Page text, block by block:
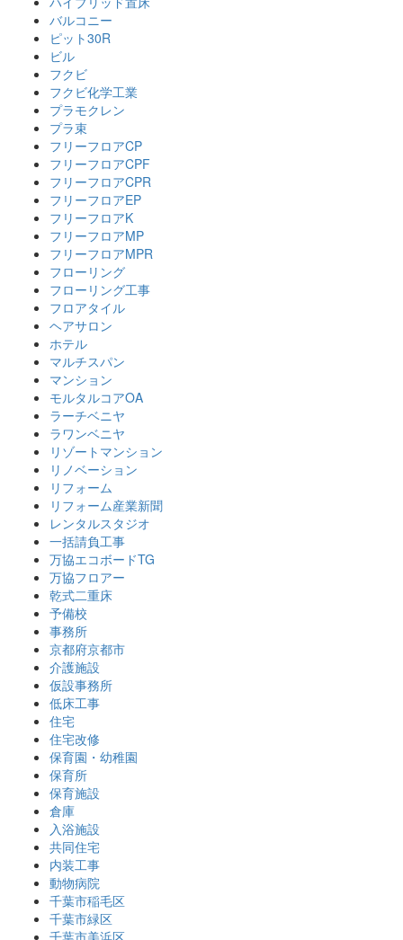
バルコニー
ピット30R
ビル
フクビ
フクビ化学工業
プラモクレン
プラ束
フリーフロアCP
フリーフロアCPF
フリーフロアCPR
フリーフロアEP
フリーフロアK
フリーフロアMP
フリーフロアMPR
フローリング
フローリング工事
フロアタイル
ヘアサロン
ホテル
マルチスパン
マンション
モルタルコアOA
ラーチベニヤ
ラワンベニヤ
リゾートマンション
リノベーション
リフォーム
リフォーム産業新聞
レンタルスタジオ
一括請負工事
万協エコボードTG
万協フロアー
乾式二重床
予備校
事務所
京都府京都市
介護施設
仮設事務所
低床工事
住宅
住宅改修
保育園・幼稚園
保育所
保育施設
倉庫
入浴施設
共同住宅
内装工事
動物病院
千葉市稲毛区
千葉市緑区
千葉市美浜区